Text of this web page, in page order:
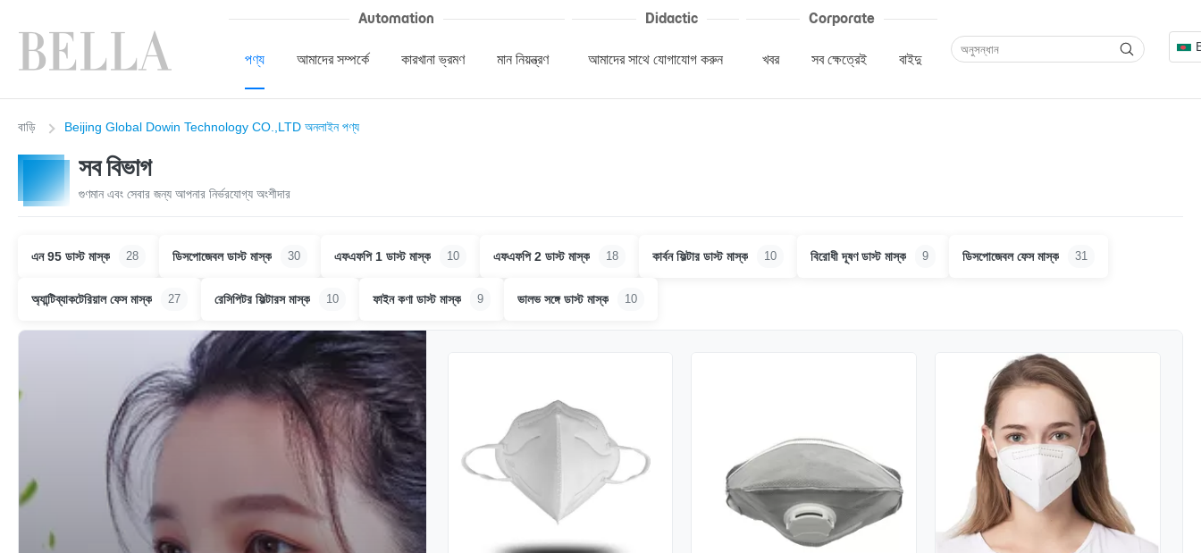
Automation
পণ্য আমাদের সম্পর্কে কারখানা ভ্রমণ মান নিয়ন্ত্রণ
Didactic
আমাদের সাথে যোগাযোগ করুন
Corporate
খবর সব ক্ষেত্রেই বাইদু
বাড়ি Beijing Global Dowin Technology CO.,LTD অনলাইন পণ্য
সব বিভাগ
গুণমান এবং সেবার জন্য আপনার নির্ভরযোগ্য অংশীদার
এন 95 ডাস্ট মাস্ক 28 ডিসপোজেবল ডাস্ট মাস্ক 30 এফএফপি 1 ডাস্ট মাস্ক 10 এফএফপি 2 ডাস্ট মাস্ক 18 কার্বন ফিল্টার ডাস্ট মাস্ক 10 বিরোধী দূষণ ডাস্ট মাস্ক 9 ডিসপোজেবল ফেস মাস্ক 31
অ্যান্টিব্যাকটেরিয়াল ফেস মাস্ক 27 রেসিপিটর ফিল্টারস মাস্ক 10 ফাইন কণা ডাস্ট মাস্ক 9 ভালভ সঙ্গে ডাস্ট মাস্ক 10